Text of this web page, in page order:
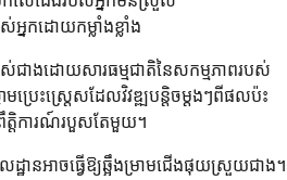
អ្នកដោយកម្លាំងខ្លាំង
ាងដោយសារធម្មជាតិនៃសកម្មភាពរបស់
ប្រេះស្ត្រេសដែលវិវឌ្ឍបន្តិចម្តងៗពីផលប៉ះ
ត្តិការណ៍របួសតែមួយ។
ដ្ឋានអាចធ្វើឱ្យឆ្អឹងម្រាមជើងផុយស្រួយជាង។